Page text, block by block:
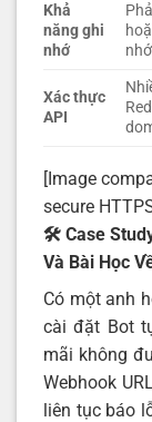
Khả
năng ghi
nhớ
Xác thực
API
[Image
secure
🛠️ Case
Và Bài Học
Có một anh
cài đặt Bot
mãi không
Webhook
liên tục báo